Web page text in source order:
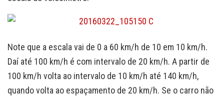
Note que a escala vai de 0 a 60 km/h de 10 em 10 km/h.
Daí até 100 km/h é com intervalo de 20 km/h. A partir de
100 km/h volta ao intervalo de 10 km/h até 140 km/h,
quando volta ao espaçamento de 20 km/h. Se o carro não